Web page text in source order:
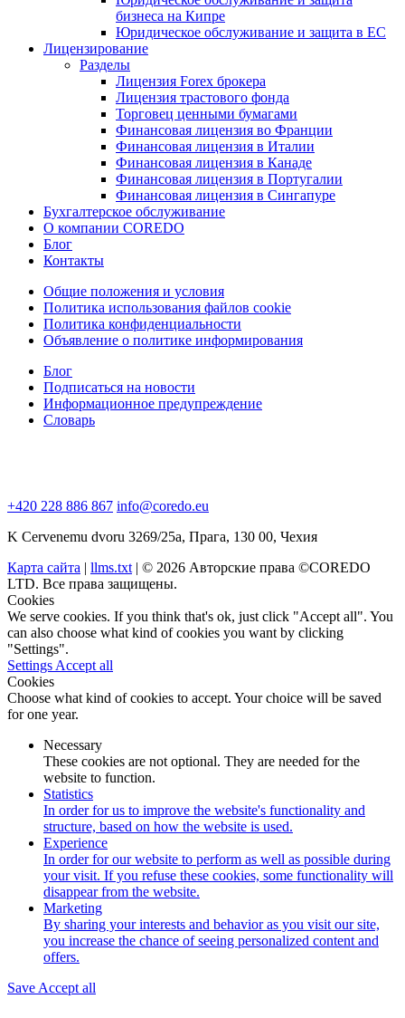
бизнеса на Кипре
Юридическое обслуживание и защита в ЕС
Лицензирование
Разделы
Лицензия Forex брокера
Лицензия трастового фонда
Торговец ценными бумагами
Финансовая лицензия во Франции
Финансовая лицензия в Италии
Финансовая лицензия в Канаде
Финансовая лицензия в Португалии
Финансовая лицензия в Сингапуре
Бухгалтерское обслуживание
О компании COREDO
Блог
Контакты
Общие положения и условия
Политика использования файлов cookie
Политика конфиденциальности
Объявление о политике информирования
Блог
Подписаться на новости
Информационное предупреждение
Словарь
+420 228 886 867 info@coredo.eu
K Cervenemu dvoru 3269/25a, Прага, 130 00, Чехия
Карта сайта | llms.txt| © 2026 Авторские права ©COREDO
LTD. Все права защищены.
Cookies
We serve cookies. If you think that's ok, just click "Accept all". You
can also choose what kind of cookies you want by clicking
"Settings".
SettingsAccept all
Cookies
Choose what kind of cookies to accept. Your choice will be saved
for one year.
Necessary
These cookies are not optional. They are needed for the
website to function.
Statistics
In order for us to improve the website's functionality and
structure, based on how the website is used.
Experience
In order for our website to perform as well as possible during
your visit. If you refuse these cookies, some functionality will
disappear from the website.
Marketing
By sharing your interests and behavior as you visit our site,
you increase the chance of seeing personalized content and
offers.
SaveAccept all